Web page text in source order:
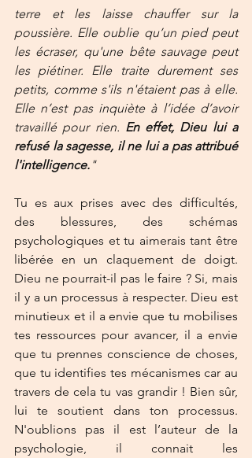
terre et les laisse chauffer sur la
poussière. Elle oublie qu’un pied peut
les écraser, qu'une bête sauvage peut
les piétiner. Elle traite durement ses
petits, comme s'ils n'étaient pas à elle.
Elle n’est pas inquiète à l’idée d’avoir
travaillé pour rien. En effet, Dieu lui a
refusé la sagesse, il ne lui a pas attribué
l'intelligence. "
Tu es aux prises avec des difficultés,
des blessures, des schémas
psychologiques et tu aimerais tant être
libérée en un claquement de doigt.
Dieu ne pourrait-il pas le faire ? Si, mais
il y a un processus à respecter. Dieu est
minutieux et il a envie que tu mobilises
tes ressources pour avancer, il a envie
que tu prennes conscience de choses,
que tu identifies tes mécanismes car au
travers de cela tu vas grandir ! Bien sûr,
lui te soutient dans ton processus.
N'oublions pas il est l’auteur de la
psychologie, il connait les